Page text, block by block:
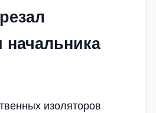
изоляторов